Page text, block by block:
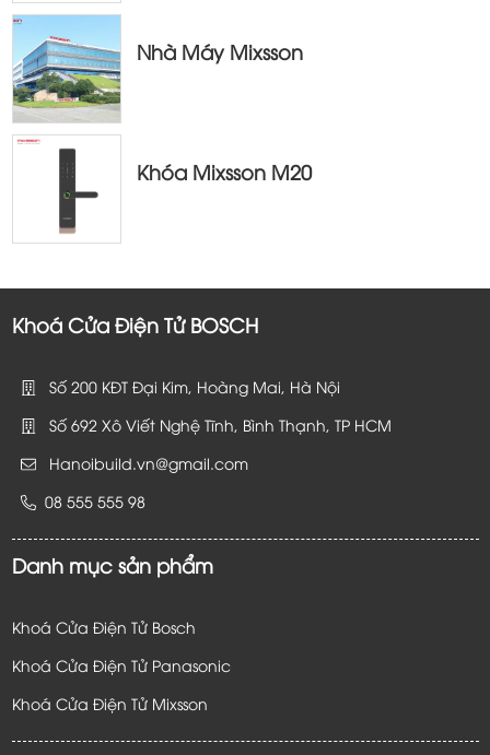
Nhà Máy Mixsson
Khóa Mixsson M20
Khoá Cửa Điện Tử BOSCH
Số 200 KĐT Đại Kim, Hoàng Mai, Hà Nội
Số 692 Xô Viết Nghệ Tĩnh, Bình Thạnh, TP HCM
Hanoibuild.vn@gmail.com
08 555 555 98
Danh mục sản phẩm
Khoá Cửa Điện Tử Bosch
Khoá Cửa Điện Tử Panasonic
Khoá Cửa Điện Tử Mixsson